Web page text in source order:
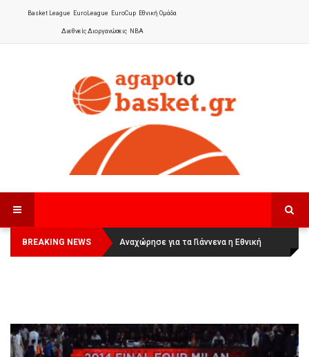
Basket League EuroLeague EuroCup Εθνική Ομάδα
Διεθνείς Διοργανώσεις NBA
BREAKING NEWS
Οι Πάνθηρες Καβάλας στην Women
Basketball League 1
Αναχώρησε για τα Γιάννενα η Εθνική
Γυναικών: